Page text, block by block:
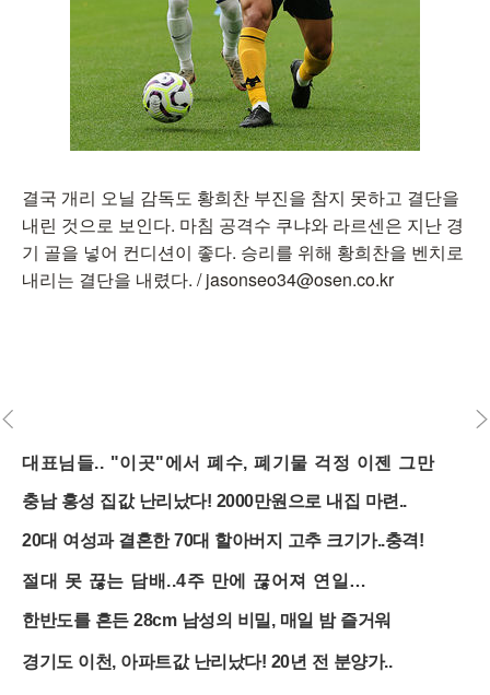
결국 개리 오닐 감독도 황희찬 부진을 참지 못하고 결단을
내린 것으로 보인다. 마침 공격수 쿠냐와 라르센은 지난 경
기 골을 넣어 컨디션이 좋다. 승리를 위해 황희찬을 벤치로
내리는 결단을 내렸다. / jasonseo34@osen.co.kr